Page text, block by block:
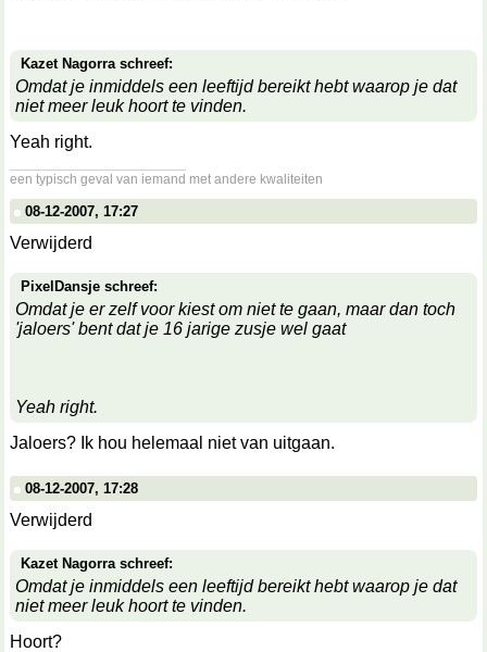
Kazet Nagorra schreef:
Omdat je inmiddels een leeftijd bereikt hebt waarop je dat
niet meer leuk hoort te vinden.
Yeah right.
een typisch geval van iemand met andere kwaliteiten
08-12-2007, 17:27
Verwijderd
PixelDansje schreef:
Omdat je er zelf voor kiest om niet te gaan, maar dan toch
'jaloers' bent dat je 16 jarige zusje wel gaat
Yeah right.
Jaloers? Ik hou helemaal niet van uitgaan.
08-12-2007, 17:28
Verwijderd
Kazet Nagorra schreef:
Omdat je inmiddels een leeftijd bereikt hebt waarop je dat
niet meer leuk hoort te vinden.
Hoort?